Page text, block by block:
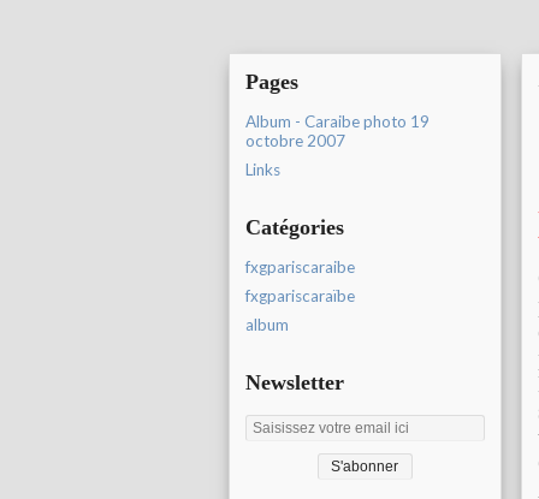
Pages
Album - Caraibe photo 19
octobre 2007
Links
Catégories
fxgpariscaraibe
fxgpariscaraïbe
album
Newsletter